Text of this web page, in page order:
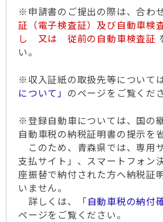
※申請書のご提出の際は、合わ
証（電子検査証）及び自動車検
し 又は 従前の自動車検査証
い。
※収入証紙の取扱先等については
について」 のページをご覧くだ
※登録自動車については、国の
自動車税の納税証明書の提示を
このため、青森県では、専用
支払サイト」、スマートフォン
座振替で納付された方へ納税証
いません。
詳しくは、「自動車税の納付
ページをご覧ください。